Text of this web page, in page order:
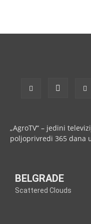
„AgroTV“ – jedini
poljoprivredi 365 dana
BELGRADE
Scattered Clouds